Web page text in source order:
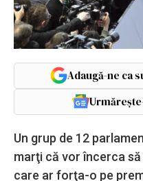
Adaugă-ne ca
Un grup de 12
marţi că vor încerca
care ar forţa-o pe